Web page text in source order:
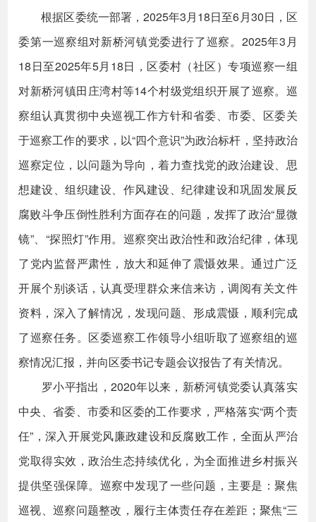
根据区委统一部署，2025年3月18日至6月30日，区
委第一巡察组对新桥河镇党委进行了巡察。2025年3月
18日至2025年5月18日，区委村（社区）专项巡察一组
对新桥河镇田庄湾村等14个村级党组织开展了巡察。巡
察组认真贯彻中央巡视工作方针和省委、市委、区委关
于巡察工作的要求，以“四个意识”为政治标杆，坚持政治
巡察定位，以问题为导向，着力查找党的政治建设、思
想建设、组织建设、作风建设、纪律建设和巩固发展反
腐败斗争压倒性胜利方面存在的问题，发挥了政治“显微
镜”、“探照灯”作用。巡察突出政治性和政治纪律，体现
了党内监督严肃性，放大和延伸了震慑效果。通过广泛
开展个别谈话，认真受理群众来信来访，调阅有关文件
资料，深入了解情况，发现问题、形成震慑，顺利完成
了巡察任务。区委巡察工作领导小组听取了巡察组的巡
察情况汇报，并向区委书记专题会议报告了有关情况。
罗小平指出，2020年以来，新桥河镇党委认真落实
中央、省委、市委和区委的工作要求，严格落实“两个责
任”，深入开展党风廉政建设和反腐败工作，全面从严治
党取得实效，政治生态持续优化，为全面推进乡村振兴
提供坚强保障。巡察中发现了一些问题，主要是：聚焦
巡视、巡察问题整改，履行主体责任存在差距；聚焦“三